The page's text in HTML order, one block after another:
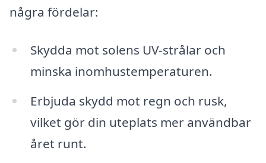
några fördelar:
Skydda mot solens UV-strålar och
minska inomhustemperaturen.
Erbjuda skydd mot regn och rusk,
vilket gör din uteplats mer användbar
året runt.